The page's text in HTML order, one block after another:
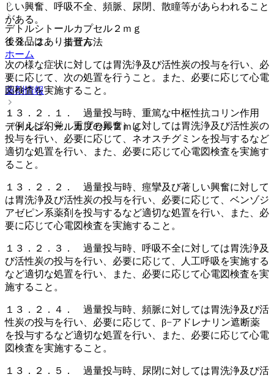
デトルシトールカプセル２ｍｇ
後発品はありません
ホーム
薬剤情報
デトルシトールカプセル２ｍｇ
しい興奮、呼吸不全、頻脈、尿閉、散瞳等があらわれること
がある。
１３．２． 措置方法
次の様な症状に対しては胃洗浄及び活性炭の投与を行い、必
要に応じて、次の処置を行うこと。また、必要に応じて心電
図検査を実施すること。
１３．２．１． 過量投与時、重篤な中枢性抗コリン作用
（例えば幻覚、重度の興奮）に対しては胃洗浄及び活性炭の
投与を行い、必要に応じて、ネオスチグミンを投与するなど
適切な処置を行い、また、必要に応じて心電図検査を実施す
ること。
１３．２．２． 過量投与時、痙攣及び著しい興奮に対して
は胃洗浄及び活性炭の投与を行い、必要に応じて、ベンゾジ
アゼピン系薬剤を投与するなど適切な処置を行い、また、必
要に応じて心電図検査を実施すること。
１３．２．３． 過量投与時、呼吸不全に対しては胃洗浄及
び活性炭の投与を行い、必要に応じて、人工呼吸を実施する
など適切な処置を行い、また、必要に応じて心電図検査を実
施すること。
１３．２．４． 過量投与時、頻脈に対しては胃洗浄及び活
性炭の投与を行い、必要に応じて、β−アドレナリン遮断薬
を投与するなど適切な処置を行い、また、必要に応じて心電
図検査を実施すること。
１３．２．５． 過量投与時、尿閉に対しては胃洗浄及び活